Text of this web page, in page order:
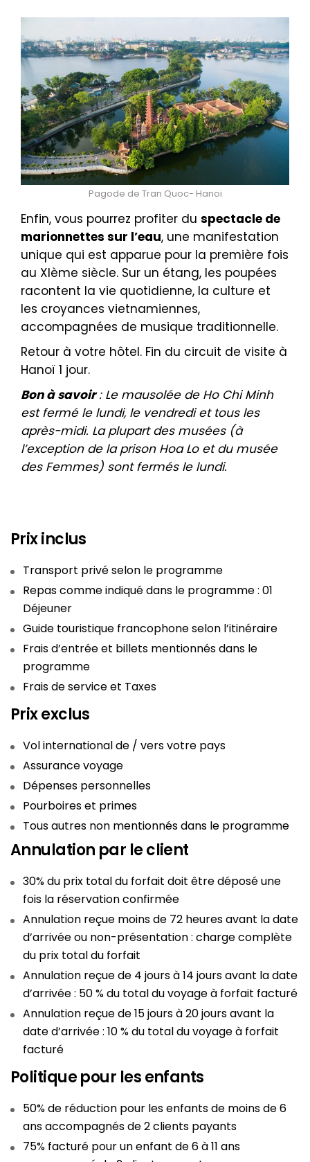
Pagode de Tran Quoc- Hanoi
Enfin, vous pourrez profiter du spectacle de
marionnettes sur l’eau, une manifestation
unique qui est apparue pour la première fois
au XIème siècle. Sur un étang, les poupées
racontent la vie quotidienne, la culture et
les croyances vietnamiennes,
accompagnées de musique traditionnelle.
Retour à votre hôtel. Fin du circuit de visite à
Hanoï 1 jour.
Bon à savoir: Le mausolée de Ho Chi Minh
est fermé le lundi, le vendredi et tous les
après-midi. La plupart des musées (à
l’exception de la prison Hoa Lo et du musée
des Femmes) sont fermés le lundi.
Prix inclus
Transport privé selon le programme
Repas comme indiqué dans le programme : 01
Déjeuner
Guide touristique francophone selon l’itinéraire
Frais d’entrée et billets mentionnés dans le
programme
Frais de service et Taxes
Prix exclus
Vol international de / vers votre pays
Assurance voyage
Dépenses personnelles
Pourboires et primes
Tous autres non mentionnés dans le programme
Annulation par le client
30% du prix total du forfait doit être déposé une
fois la réservation confirmée
Annulation reçue moins de 72 heures avant la date
d’arrivée ou non-présentation : charge complète
du prix total du forfait
Annulation reçue de 4 jours à 14 jours avant la date
d’arrivée : 50 % du total du voyage à forfait facturé
Annulation reçue de 15 jours à 20 jours avant la
date d’arrivée : 10 % du total du voyage à forfait
facturé
Politique pour les enfants
50% de réduction pour les enfants de moins de 6
ans accompagnés de 2 clients payants
75% facturé pour un enfant de 6 à 11 ans